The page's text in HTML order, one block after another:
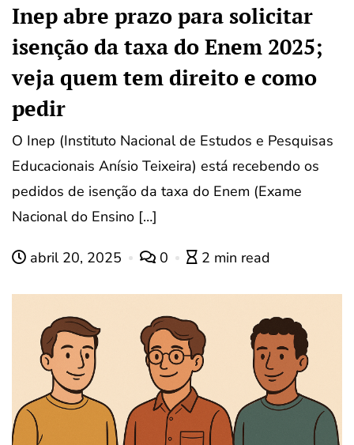
Inep abre prazo para solicitar
isenção da taxa do Enem 2025;
veja quem tem direito e como
pedir
O Inep (Instituto Nacional de Estudos e Pesquisas
Educacionais Anísio Teixeira) está recebendo os
pedidos de isenção da taxa do Enem (Exame
Nacional do Ensino […]
abril 20, 2025 0 2 min read